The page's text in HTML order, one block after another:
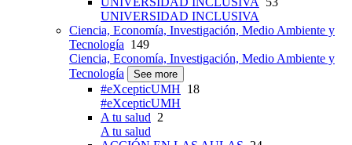
UNIVERSIDAD INCLUSIVA
Ciencia, Economía, Investigación, Medio Ambiente y
Tecnología 149
Ciencia, Economía, Investigación, Medio Ambiente y
Tecnología
See more
#eXcepticUMH 18
#eXcepticUMH
A tu salud 2
A tu salud